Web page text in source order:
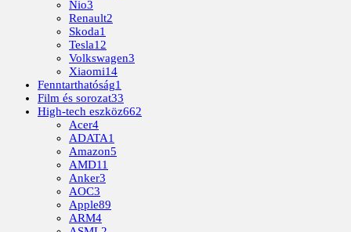
Nio3
Renault2
Skoda1
Tesla12
Volkswagen3
Xiaomi14
Fenntarthatóság1
Film és sorozat33
High-tech eszköz662
Acer4
ADATA1
Amazon5
AMD11
Anker3
AOC3
Apple89
ARM4